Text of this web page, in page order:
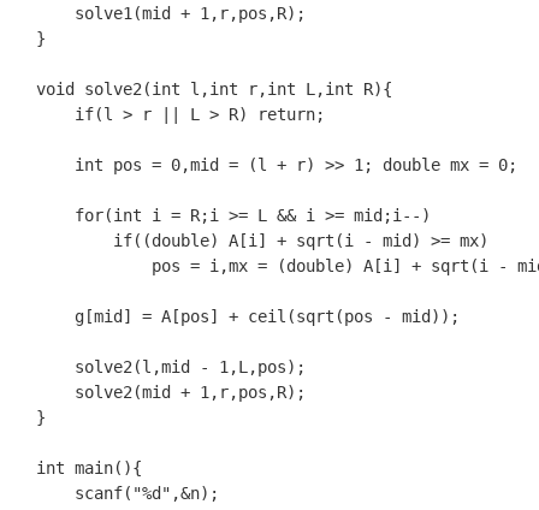
}
void solve2(int l,int r,int L,int R){
}
int main(){